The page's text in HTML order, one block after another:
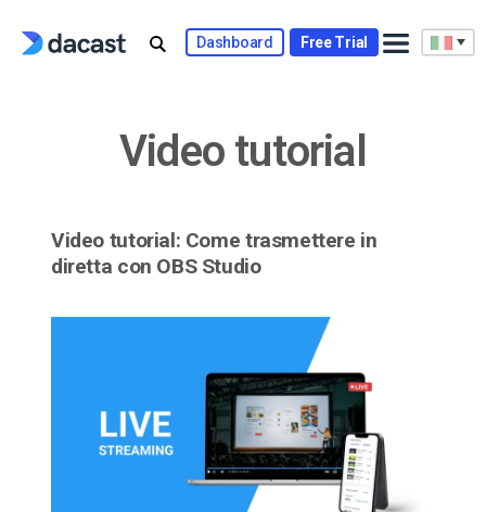
Dashboard Free Trial
Video tutorial
Video tutorial: Come trasmettere in
diretta con OBS Studio